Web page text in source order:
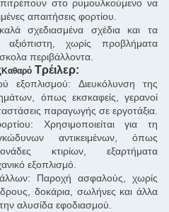
στο ρυμουλκούμενο να
απαιτήσεις φορτίου.
σχεδιασμένα σχέδια και τα
αξιόπιστη, χωρίς προβλήματα
περιβάλλοντα.
Καθαρό Τρέιλερ:
εξοπλισμού: Διευκόλυνση της
όπως εκσκαφείς, γερανοί
παραγωγής σε εργοτάξια.
Χρησιμοποιείται για τη
αντικειμένων, όπως
κτιρίων, εξαρτήματα
εξοπλισμό.
Παροχή ασφαλούς, χωρίς
δοκάρια, σωλήνες και άλλα
αλυσίδα εφοδιασμού.